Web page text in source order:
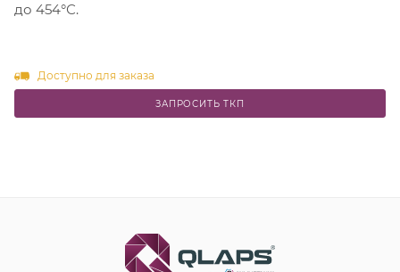
до 454°С.
Доступно для заказа
ЗАПРОСИТЬ ТКП